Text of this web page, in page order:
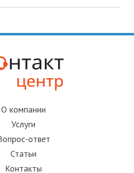
О компании
Услуги
ответ
Статьи
Контакты